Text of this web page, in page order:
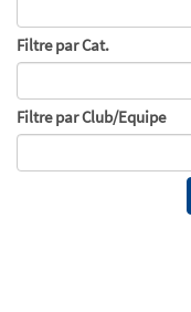
Filtre par Cat.
Filtre par Club/Equipe